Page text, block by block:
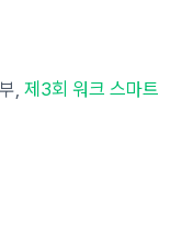
,제3회 워크 스마트